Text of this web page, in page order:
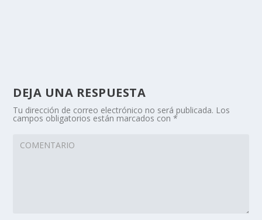
DEJA UNA RESPUESTA
Tu dirección de correo electrónico no será publicada. Los
campos obligatorios están marcados con*